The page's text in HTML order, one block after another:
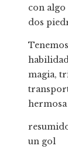
con algo
dos
magia,
un gol